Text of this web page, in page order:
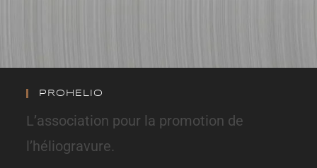
PROHELIO
L’association pour la promotion de
l’héliogravure.